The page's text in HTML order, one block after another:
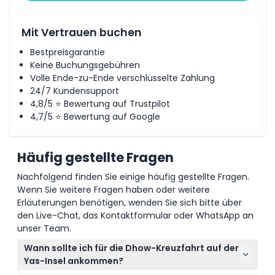
Mit Vertrauen buchen
Bestpreisgarantie
Keine Buchungsgebühren
Volle Ende-zu-Ende verschlüsselte Zahlung
24/7 Kundensupport
4,8/5 ⭐ Bewertung auf Trustpilot
4,7/5 ⭐ Bewertung auf Google
Häufig gestellte Fragen
Nachfolgend finden Sie einige häufig gestellte Fragen.
Wenn Sie weitere Fragen haben oder weitere
Erläuterungen benötigen, wenden Sie sich bitte über
den Live-Chat, das Kontaktformular oder WhatsApp an
unser Team.
Wann sollte ich für die Dhow-Kreuzfahrt auf der
Yas-Insel ankommen?